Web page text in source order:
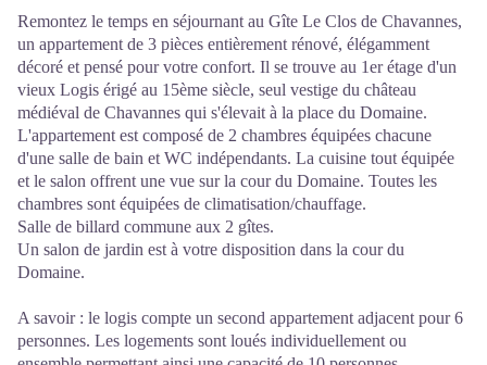
Remontez le temps en séjournant au Gîte Le Clos de Chavannes,
un appartement de 3 pièces entièrement rénové, élégamment
décoré et pensé pour votre confort. Il se trouve au 1er étage d'un
vieux Logis érigé au 15ème siècle, seul vestige du château
médiéval de Chavannes qui s'élevait à la place du Domaine.
L'appartement est composé de 2 chambres équipées chacune
d'une salle de bain et WC indépendants. La cuisine tout équipée
et le salon offrent une vue sur la cour du Domaine. Toutes les
chambres sont équipées de climatisation/chauffage.
Salle de billard commune aux 2 gîtes.
Un salon de jardin est à votre disposition dans la cour du
Domaine.
A savoir : le logis compte un second appartement adjacent pour 6
personnes. Les logements sont loués individuellement ou